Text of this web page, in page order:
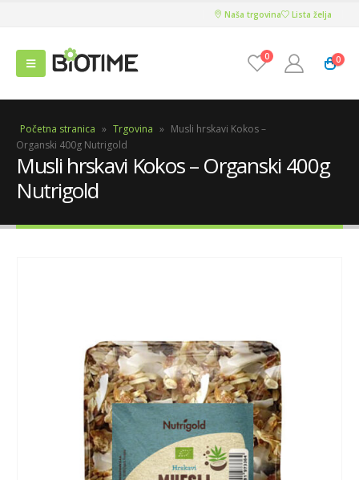
Naša trgovina Lista želja
0 0
Početna stranica » Trgovina » Musli hrskavi Kokos –
Organski 400g Nutrigold
Musli hrskavi Kokos – Organski 400g
Nutrigold